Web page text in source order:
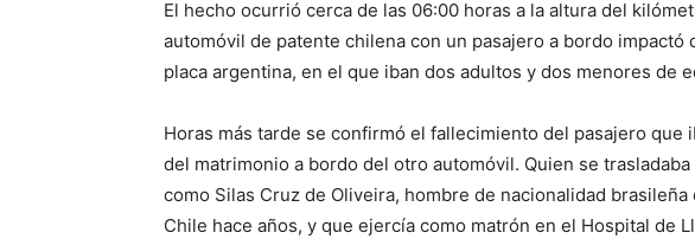
El hecho ocurrió cerca de las 06:00 horas a la altura del
automóvil de patente chilena con un pasajero a bordo impactó
placa argentina, en el que iban dos adultos y dos menores de
Horas más tarde se confirmó el fallecimiento del pasajero que
del matrimonio a bordo del otro automóvil. Quien se
como Silas Cruz de Oliveira, hombre de nacionalidad
Chile hace años, y que ejercía como matrón en el Hospital de